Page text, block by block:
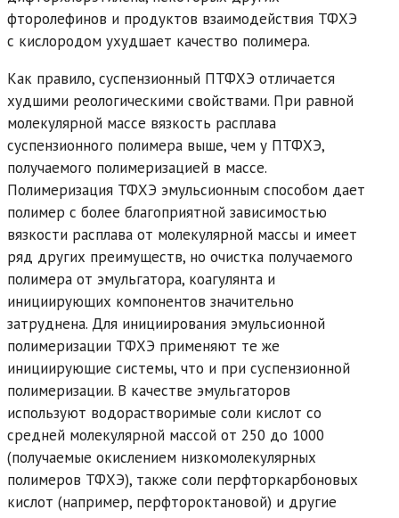
фторолефинов и продуктов взаимодействия ТФХЭ
с кислородом ухудшает качество полимера.
Как правило, суспензионный ПТФХЭ отличается
худшими реологическими свойствами. При равной
молекулярной массе вязкость расплава
суспензионного полимера выше, чем у ПТФХЭ,
получаемого полимеризацией в массе.
Полимеризация ТФХЭ эмульсионным способом дает
полимер с более благоприятной зависимостью
вязкости расплава от молекулярной массы и имеет
ряд других преимуществ, но очистка получаемого
полимера от эмульгатора, коагулянта и
инициирующих компонентов значительно
затруднена. Для инициирования эмульсионной
полимеризации ТФХЭ применяют те же
инициирующие системы, что и при суспензионной
полимеризации. В качестве эмульгаторов
используют водорастворимые соли кислот со
средней молекулярной массой от 250 до 1000
(получаемые окислением низкомолекулярных
полимеров ТФХЭ), также соли перфторкарбоновых
кислот (например, перфтороктановой) и другие